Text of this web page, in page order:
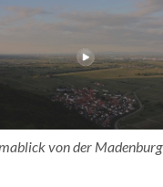
von der Madenburg